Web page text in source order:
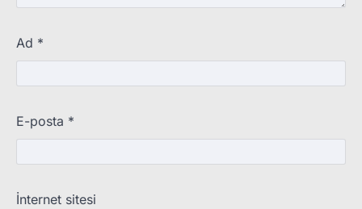
Ad *
E-posta *
İnternet sitesi